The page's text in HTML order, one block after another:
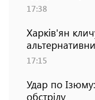
17:38
Харків'ян
17:15
Удар по Ізюму:
обстрілу